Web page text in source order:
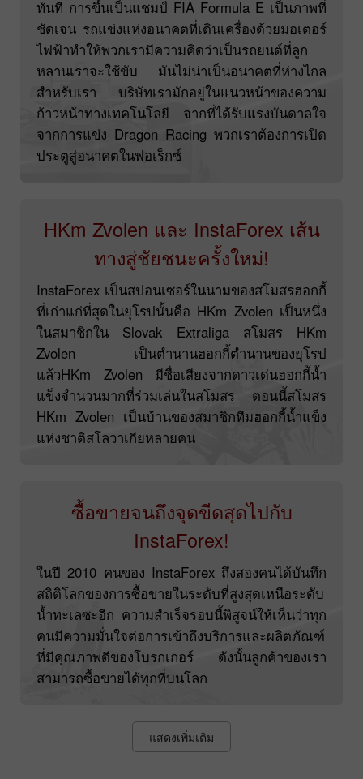
ทันที การขึ้นเป็นแชมป์ FIA Formula E เป็นภาพที่
ชัดเจน รถแข่งแห่งอนาคตที่เดินเครื่องด้วยมอเตอร์
ไฟฟ้าทำให้พวกเรามีความคิดว่าเป็นรถยนต์ที่ลูก
หลานเราจะใช้ขับ มันไม่น่าเป็นอนาคตที่ห่างไกล
สำหรับเรา บริษัทเรามักอยู่ในแนวหน้าของความ
ก้าวหน้าทางเทคโนโลยี จากที่ได้รับแรงบันดาลใจ
จากการแข่ง Dragon Racing พวกเราต้องการเปิด
ประตูสู่อนาคตในฟอเร็กซ์
HKm Zvolen และ InstaForex เส้น
ทางสู่ชัยชนะครั้งใหม่!
InstaForex เป็นสปอนเซอร์ในนามของสโมสรฮอกกี้
ที่เก่าแก่ที่สุดในยุโรปนั้นคือ HKm Zvolen เป็นหนึ่ง
ในสมาชิกใน Slovak Extraliga สโมสร HKm
Zvolen เป็นตำนานฮอกกี้ตำนานของยุโรป
แล้วHKm Zvolen มีชื่อเสียงจากดาวเด่นฮอกกี้น้ำ
แข็งจำนวนมากที่ร่วมเล่นในสโมสร ตอนนี้สโมสร
HKm Zvolen เป็นบ้านของสมาชิกทีมฮอกกี้น้ำแข็ง
แห่งชาติสโลวาเกียหลายคน
ซื้อขายจนถึงจุดขีดสุดไปกับ
InstaForex!
ในปี 2010 คนของ InstaForex ถึงสองคนได้บันทึก
สถิติโลกของการซื้อขายในระดับที่สูงสุดเหนือระดับ
น้ำทะเลซะอีก ความสำเร็จรอบนี้พิสูจน์ให้เห็นว่าทุก
คนมีความมั่นใจต่อการเข้าถึงบริการและผลิตภัณฑ์
ที่มีคุณภาพดีของโบรกเกอร์ ดังนั้นลูกค้าของเรา
สามารถซื้อขายได้ทุกที่บนโลก
แสดงเพิ่มเติม